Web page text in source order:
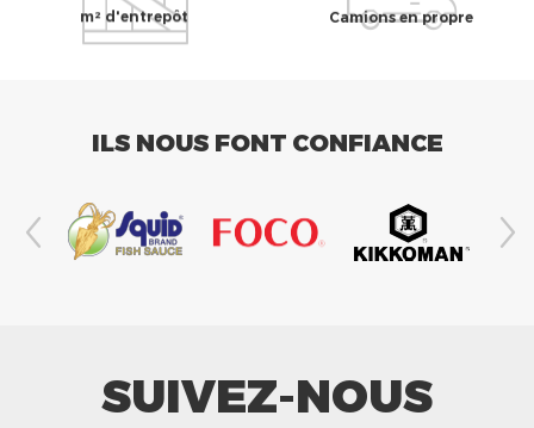
m² d'entrepôt Camions en propre
ILS NOUS FONT CONFIANCE
SUIVEZ-NOUS